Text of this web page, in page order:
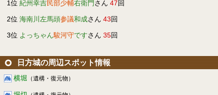
1位 紀州幸吉民部少輔右衛門さん 47回
2位 海南川左馬頭参議和成さん 43回
3位 よっちゃん駿河守ですさん 35回
日方城の周辺スポット情報
横堀 （遺構・復元物）